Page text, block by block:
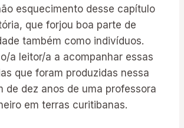
esquecimento desse capítulo
que forjou boa parte de
também como indivíduos.
a leitor/a a acompanhar essas
que foram produzidas nessa
de dez anos de uma professora
em terras curitibanas.